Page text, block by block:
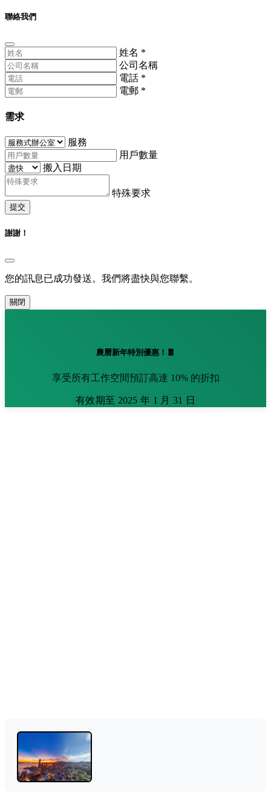
聯絡我們
姓名 *
公司名稱
電話 *
電郵 *
需求
服務
用戶數量
搬入日期
特殊要求
提交
謝謝！
您的訊息已成功發送。我們將盡快與您聯繫。
關閉
農曆新年特別優惠！🧧
享受所有工作空間預訂高達 10% 的折扣
有效期至 2025 年 1 月 31 日